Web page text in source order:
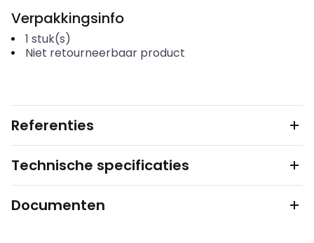
Verpakkingsinfo
1 stuk(s)
Niet retourneerbaar product
Referenties
Technische specificaties
Documenten